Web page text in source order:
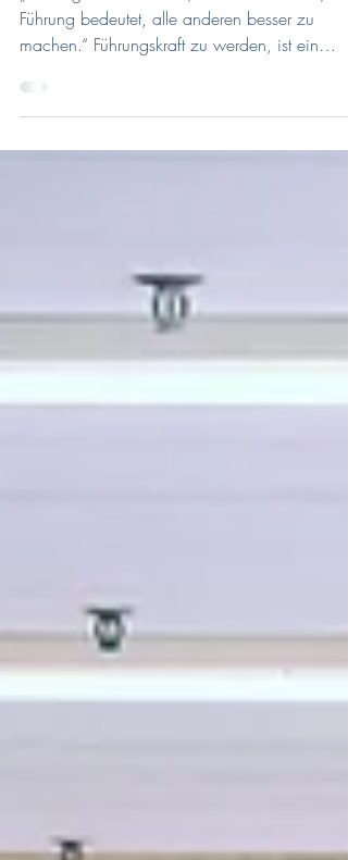
„Führung bedeutet nicht, der Beste zu sein,
machen.“ Führungskraft zu werden, ist ein
besonderer...